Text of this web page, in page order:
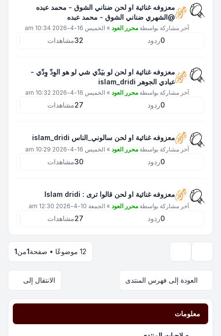
معزوفه غنائية او لحن ضناني الشوق - محمد عبده
@الشهري ضناني الشوق - محمد عبده
آخر مشاركة بواسطة محرر العود » الخميس 16-4-2026 10:34 am
0ردود 32مشاهدات
معزوفه غنائية او لحن لو بيَدّي شي لو هو الوِدّ وِدّي -
عبادي الجوهر islam_dridi
آخر مشاركة بواسطة محرر العود » الخميس 16-4-2026 10:32 am
0ردود 27مشاهدات
معزوفه غنائية او لحن سالوني_الناس islam_dridi
آخر مشاركة بواسطة محرر العود » الخميس 16-4-2026 10:29 am
0ردود 30مشاهدات
معزوفه غنائية او لحن قالوا ترى : Islam dridi
آخر مشاركة بواسطة محرر العود » الجمعة 10-4-2026 12:30 am
0ردود 27مشاهدات
12 موضوعًا • صفحة 1من1
العودة إلى فهرس المنتدى الانتقال إلى
معلومات